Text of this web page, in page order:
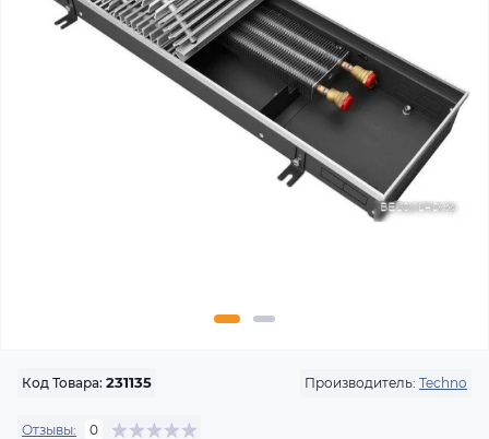
Код Товара: 231135 Производитель: Techno
Отзывы: 0